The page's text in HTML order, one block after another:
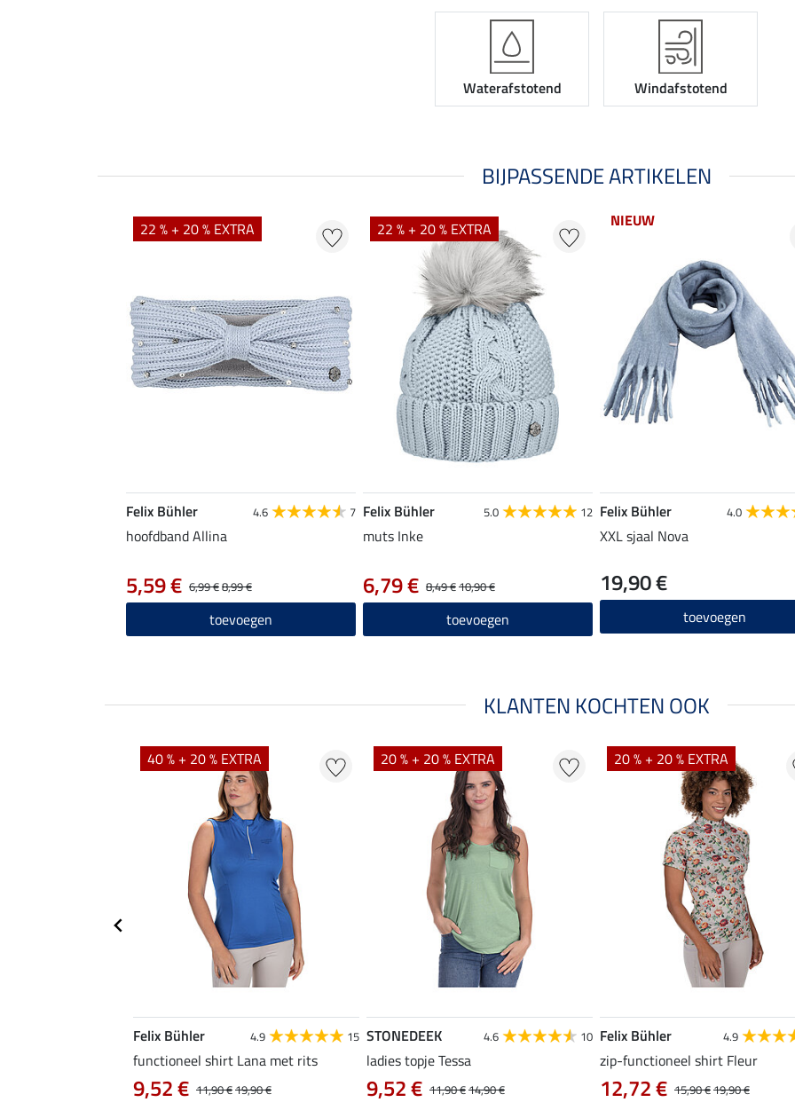
Waterafstotend Windafstotend
BIJPASSENDE ARTIKELEN
22 % + 20 % EXTRA
Felix Bühler 4.6 7
hoofdband Allina
6,99 €8,99 €
5,59 €
toevoegen
22 % + 20 % EXTRA
Felix Bühler 5.0 12
muts Inke
8,49 €10,90 €
6,79 €
toevoegen
NIEUW
Felix Bühler 4.0
XXL sjaal Nova
19,90 €
toevoegen
KLANTEN KOCHTEN OOK
40 % + 20 % EXTRA
Felix Bühler 4.9 15
functioneel shirt Lana met rits
11,90 €19,90 €
9,52 €
20 % + 20 % EXTRA
STONEDEEK 4.6 10
ladies topje Tessa
11,90 €14,90 €
9,52 €
20 % + 20 % EXTRA
Felix Bühler 4.9
zip-functioneel shirt Fleur
15,90 €19,90 €
12,72 €